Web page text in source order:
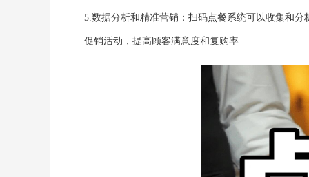
5.数据分析和精准营销： 扫码点餐系统可以收集和分
促销活动，提高顾客满意度和复购率